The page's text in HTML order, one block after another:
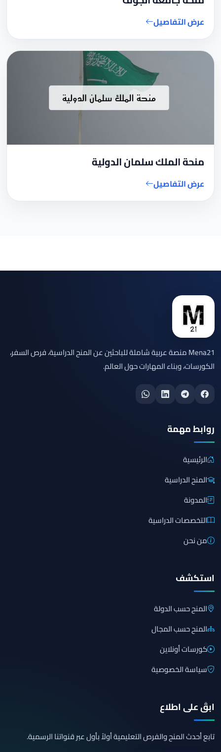
عرض التفاصيل
منحة الملك سلمان الدولية
عرض التفاصيل
Mena21 منصة عربية شاملة للباحثين عن المنح الدراسية، فرص السفر،
الكورسات، وبناء المهارات حول العالم.
روابط مهمة
الرئيسية
المنح الدراسية
المدونة
التخصصات الدراسية
من نحن
استكشف
المنح حسب الدولة
المنح حسب المجال
كورسات أونلاين
سياسة الخصوصية
ابقَ على اطلاع
تابع أحدث المنح والفرص التعليمية أولاً بأول عبر قنواتنا الرسمية.